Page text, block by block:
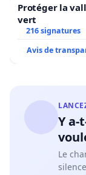
Protéger la
vert
216 signatures
Avis de
Y a-
Le